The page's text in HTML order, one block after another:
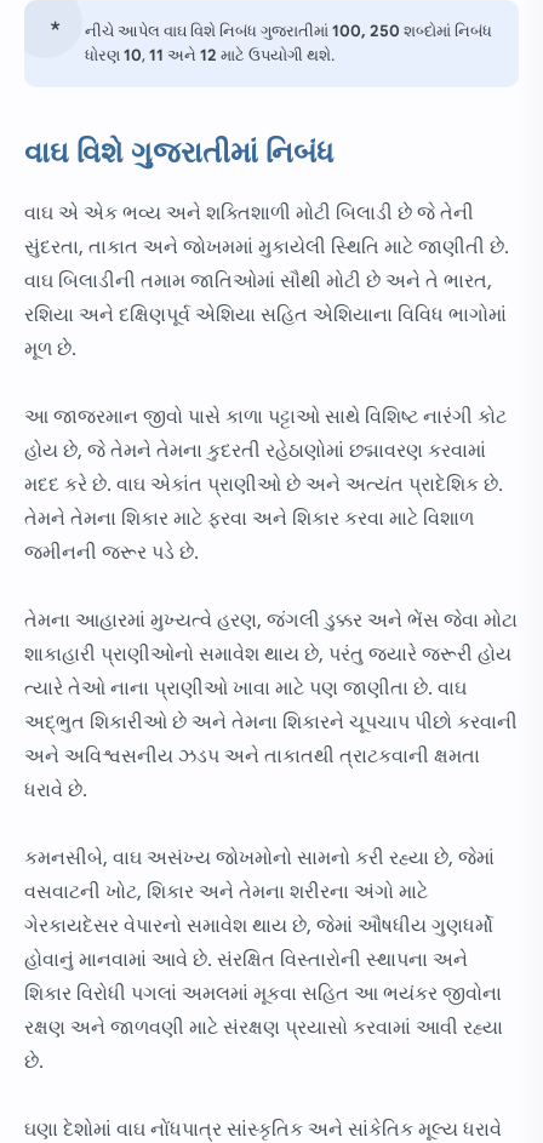
નીચે આપેલ વાઘ વિશે નિબંધ ગુજરાતીમાં100, 250 શબ્દોમાં નિબંધ
ધોરણ10,11 અને 12 માટે ઉપયોગી થશે.
વાઘ વિશે ગુજરાતીમાં નિબંધ
વાઘ એ એક ભવ્ય અને શક્તિશાળી મોટી બિલાડી છે જે તેની
સુંદરતા, તાકાત અને જોખમમાં મુકાયેલી સ્થિતિ માટે જાણીતી છે.
વાઘ બિલાડીની તમામ જાતિઓમાં સૌથી મોટી છે અને તે ભારત,
રશિયા અને દક્ષિણપૂર્વ એશિયા સહિત એશિયાના વિવિધ ભાગોમાં
મૂળ છે.
આ જાજરમાન જીવો પાસે કાળા પટ્ટાઓ સાથે વિશિષ્ટ નારંગી કોટ
હોય છે, જે તેમને તેમના કુદરતી રહેઠાણોમાં છદ્માવરણ કરવામાં
મદદ કરે છે. વાઘ એકાંત પ્રાણીઓ છે અને અત્યંત પ્રાદેશિક છે.
તેમને તેમના શિકાર માટે ફરવા અને શિકાર કરવા માટે વિશાળ
જમીનની જરૂર પડે છે.
તેમના આહારમાં મુખ્યત્વે હરણ, જંગલી ડુક્કર અને ભેંસ જેવા મોટા
શાકાહારી પ્રાણીઓનો સમાવેશ થાય છે, પરંતુ જ્યારે જરૂરી હોય
ત્યારે તેઓ નાના પ્રાણીઓ ખાવા માટે પણ જાણીતા છે. વાઘ
અદ્ભુત શિકારીઓ છે અને તેમના શિકારને ચૂપચાપ પીછો કરવાની
અને અવિશ્વસનીય ઝડપ અને તાકાતથી ત્રાટકવાની ક્ષમતા
ધરાવે છે.
કમનસીબે, વાઘ અસંખ્ય જોખમોનો સામનો કરી રહ્યા છે, જેમાં
વસવાટની ખોટ, શિકાર અને તેમના શરીરના અંગો માટે
ગેરકાયદેસર વેપારનો સમાવેશ થાય છે, જેમાં ઔષધીય ગુણધર્મો
હોવાનું માનવામાં આવે છે. સંરક્ષિત વિસ્તારોની સ્થાપના અને
શિકાર વિરોધી પગલાં અમલમાં મૂકવા સહિત આ ભયંકર જીવોના
રક્ષણ અને જાળવણી માટે સંરક્ષણ પ્રયાસો કરવામાં આવી રહ્યા
છે.
ઘણા દેશોમાં વાઘ નોંધપાત્ર સાંસ્કૃતિક અને સાંકેતિક મૂલ્ય ધરાવે